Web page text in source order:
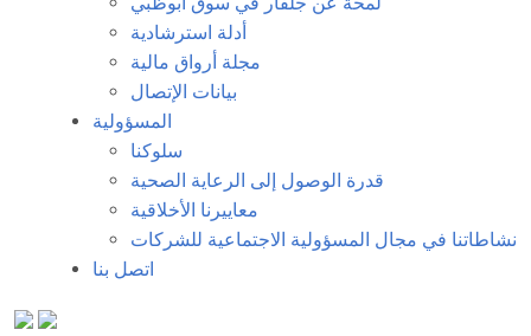
أدلة استرشادية
مجلة أرواق مالية
بيانات الإتصال
المسؤولية
سلوكنا
قدرة الوصول إلى الرعاية الصحية
معاييرنا الأخلاقية
نشاطاتنا في مجال المسؤولية الاجتماعية للشركات
اتصل بنا